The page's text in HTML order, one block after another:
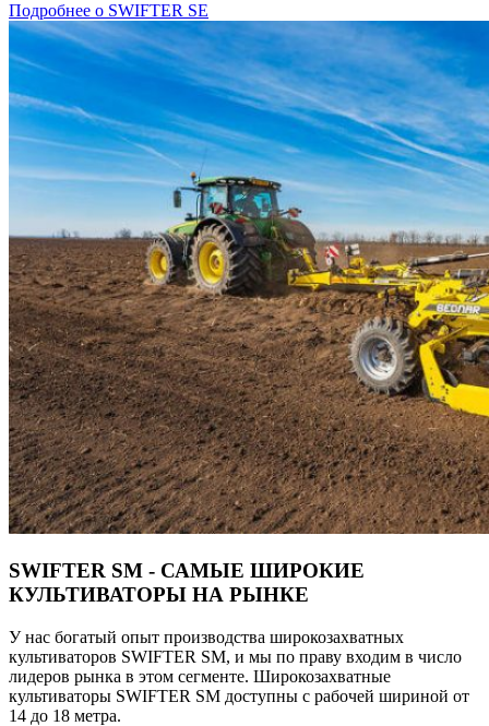
Подробнее о SWIFTER SE
SWIFTER SM - САМЫЕ ШИРОКИЕ
КУЛЬТИВАТОРЫ НА РЫНКЕ
У нас богатый опыт производства широкозахватных
культиваторов SWIFTER SM, и мы по праву входим в число
лидеров рынка в этом сегменте. Широкозахватные
культиваторы SWIFTER SM доступны с рабочей шириной от
14 до 18 метра.